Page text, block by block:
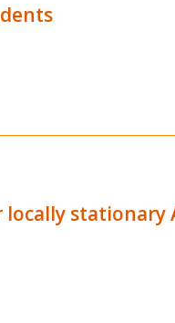
stationary